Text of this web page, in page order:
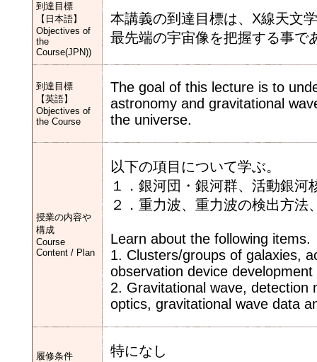
到達目標
【日本語】
Objectives of
the
Course(JPN))
本講義の到達目標は、X線天文
最先端の宇宙像を把握する事で
到達目標
【英語】
Objectives of
the Course
The goal of this lecture is to
astronomy and gravitational
the universe.
授業の内容や
構成
Course
Content / Plan
以下の項目について学ぶ。
１．銀河団・銀河群、活動銀
２．重力波、重力波の検出方
Learn about the following items.
1. Clusters/groups of galaxies,
observation device development
2. Gravitational wave, detection
optics, gravitational wave data
履修条件
特になし